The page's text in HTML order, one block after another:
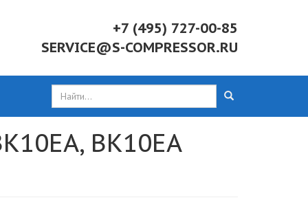
+7 (495) 727-00-85
SERVICE@S-COMPRESSOR.RU
ВК10ЕА